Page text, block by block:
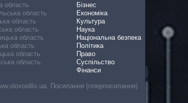
область
область
область
область
область
область
область
область
Бізнес
Економіка
Культура
Наука
Національна безпека
Політика
Право
Суспільство
Фінанси
Посилання (гіперпосилання)